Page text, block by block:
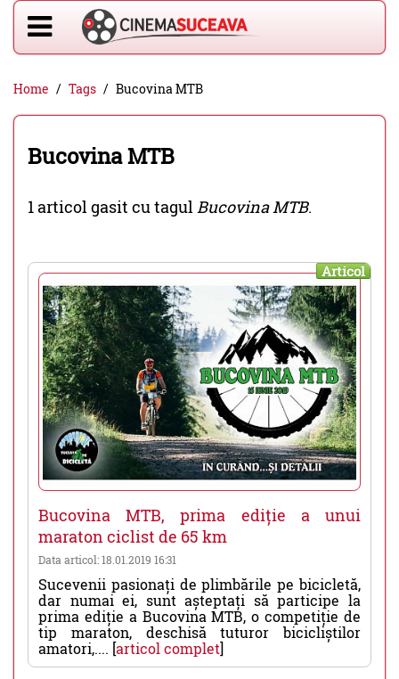
Home Tags Bucovina MTB
Bucovina MTB
1 articol gasit cu tagulBucovina MTB.
Articol
Bucovina MTB, prima ediție a unui
maraton ciclist de 65 km
Data articol: 18.01.2019 16:31
Sucevenii pasionați de plimbările pe bicicletă,
dar numai ei, sunt așteptați să participe la
prima ediție a Bucovina MTB, o competiție de
tip maraton, deschisă tuturor bicicliștilor
amatori,.... [articol complet]